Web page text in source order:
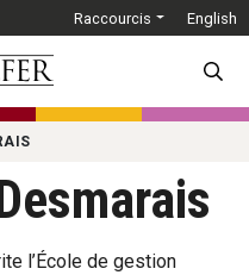
Raccourcis English
l’École de gestion